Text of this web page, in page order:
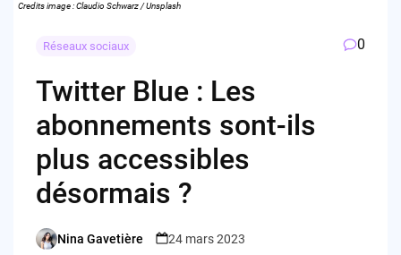
Credits image : Claudio Schwarz / Unsplash
Réseaux sociaux 0
Twitter Blue : Les
abonnements sont-ils
plus accessibles
désormais ?
Posted
Nina Gavetière 24 mars 2023